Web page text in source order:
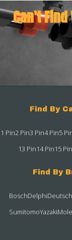
Can't
Find By
1 Pin2 Pin3 Pin4 Pin5
13 Pin14 Pin15 Pin
Find By
BoschDelphiDeutsch
SumitomoYazaki